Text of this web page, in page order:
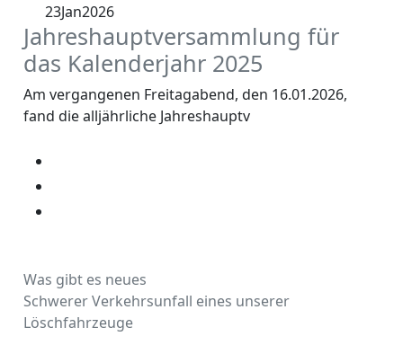
23Jan2026
Jahreshauptversammlung für
das Kalenderjahr 2025
Am vergangenen Freitagabend, den 16.01.2026,
fand die alljährliche Jahreshauptv
Was gibt es neues
Schwerer Verkehrsunfall eines unserer
Löschfahrzeuge